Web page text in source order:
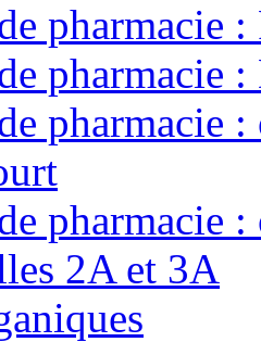
pharmacie :
pharmacie
pharmacie
pharmacie
2A et 3A